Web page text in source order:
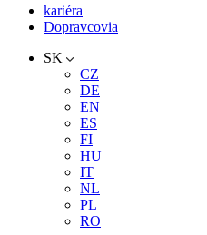
kariéra
Dopravcovia
SK
CZ
DE
EN
ES
FI
HU
IT
NL
PL
RO